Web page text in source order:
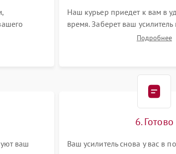
вопросы.
Наш курьер приедет к вам в
время. Заберет ваш усилитель
склад для диагностики.Подробнее
ваш
6. Готово
Ваш усилитель снова у вас в